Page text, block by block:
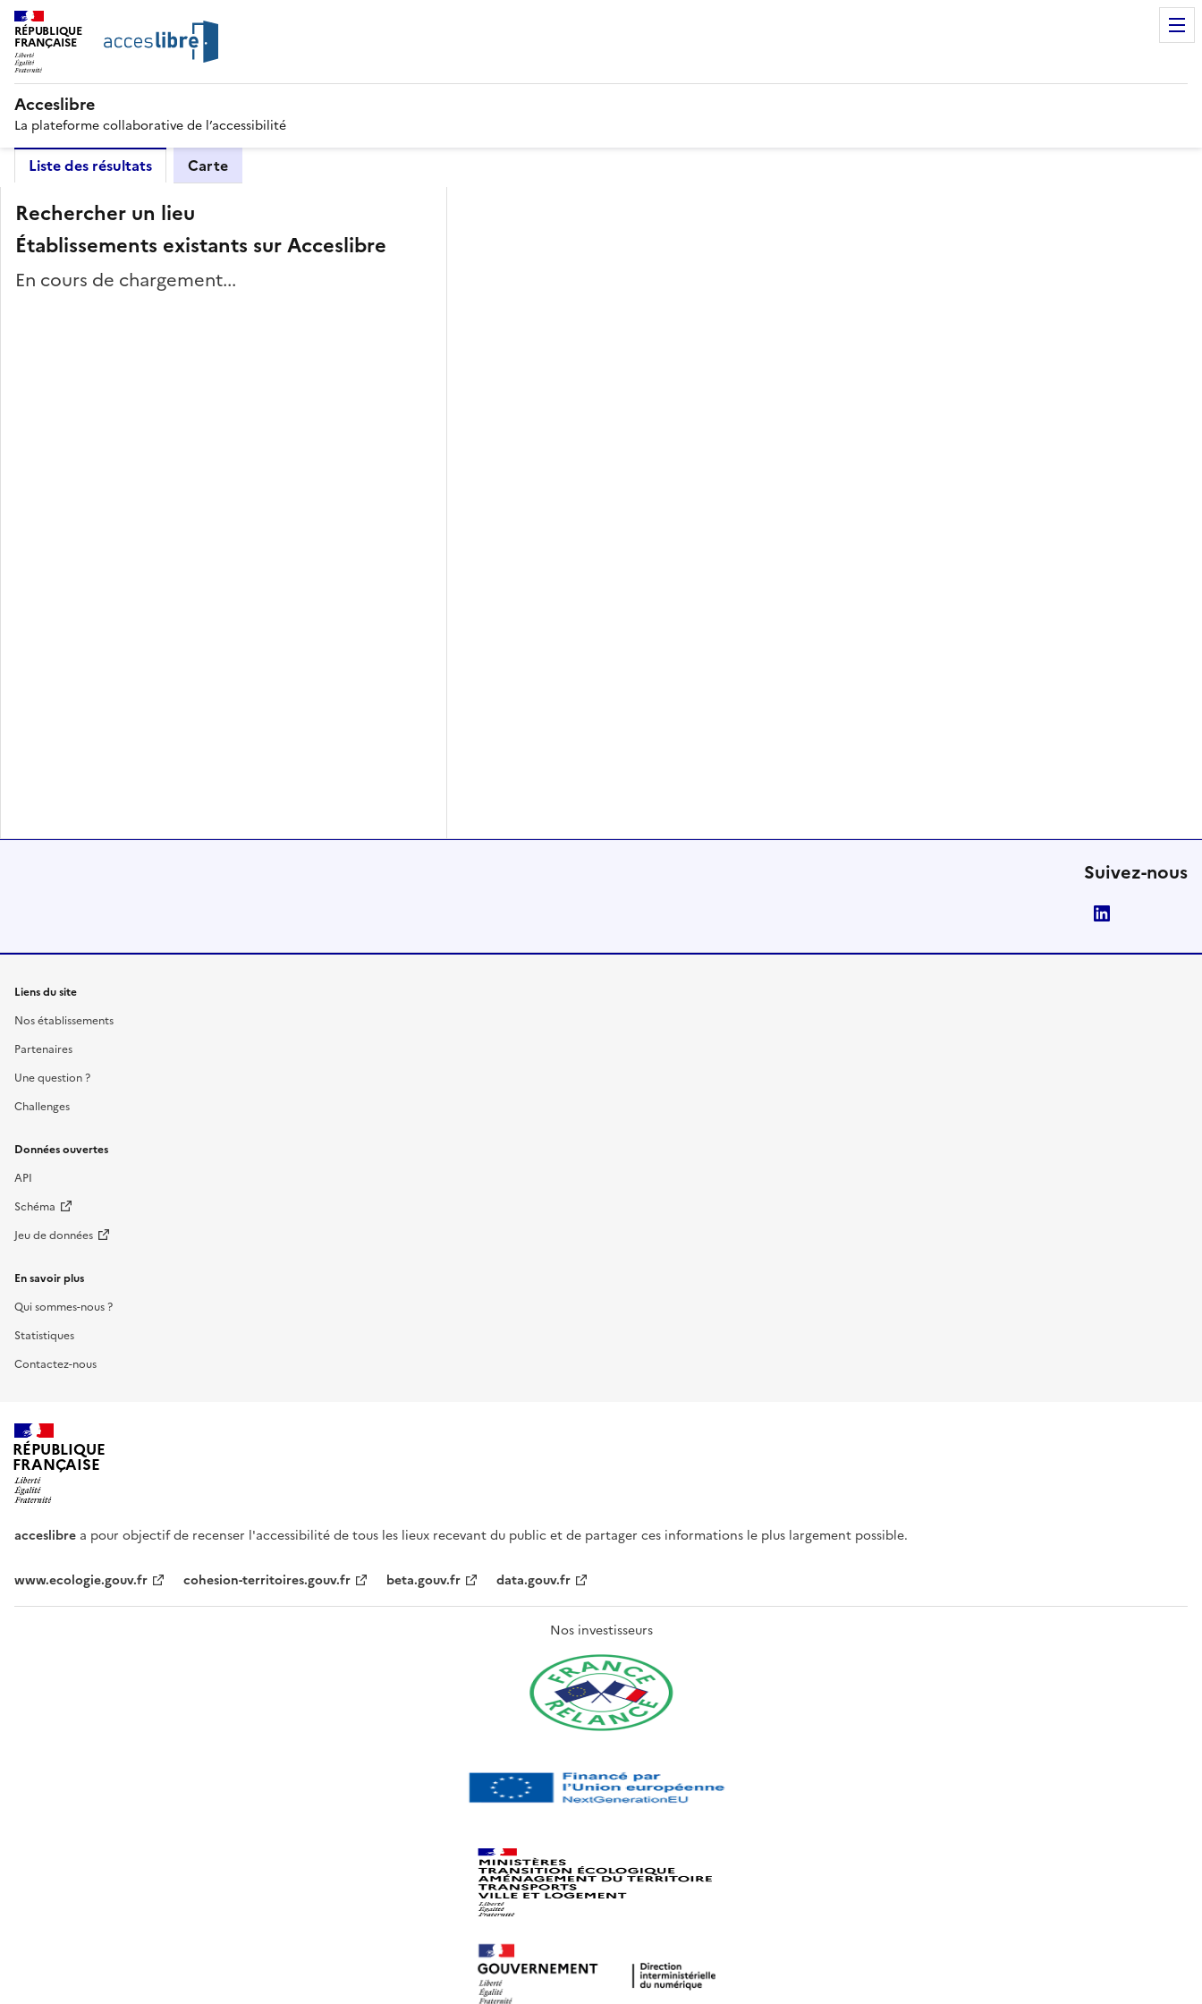
RÉPUBLIQUE
FRANÇAISE
Acceslibre
La plateforme collaborative de l’accessibilité
Liste des résultats Carte
Rechercher un lieu
Établissements existants sur Acceslibre
En cours de chargement...
Suivez-nous
Liens du site
Nos établissements
Partenaires
Une question ?
Challenges
Données ouvertes
API
Schéma
Jeu de données
En savoir plus
Qui sommes-nous ?
Statistiques
Contactez-nous
RÉPUBLIQUE
FRANÇAISE
acceslibre a pour objectif de recenser l'accessibilité de tous les lieux recevant du public et de partager ces informations le plus largement possible.
www.ecologie.gouv.fr cohesion-territoires.gouv.fr beta.gouv.fr data.gouv.fr
Nos investisseurs